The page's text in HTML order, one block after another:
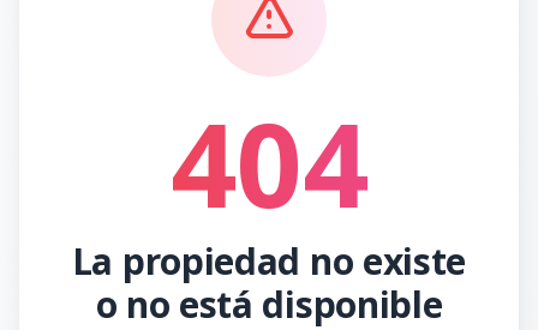
404
La propiedad no existe
o no está disponible